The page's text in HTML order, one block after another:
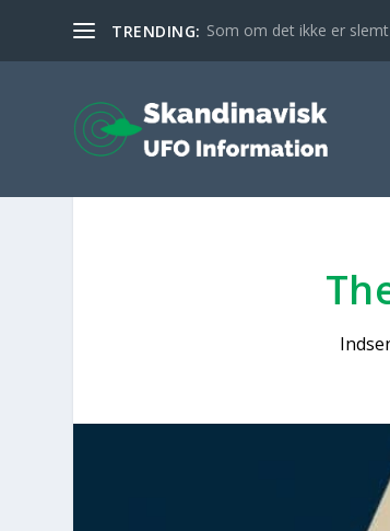
TRENDING: Som om det ikke er